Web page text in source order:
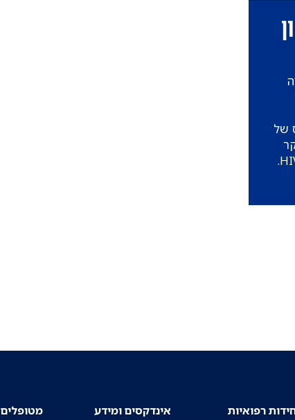
של
רפואיות אינדקסים ומידע